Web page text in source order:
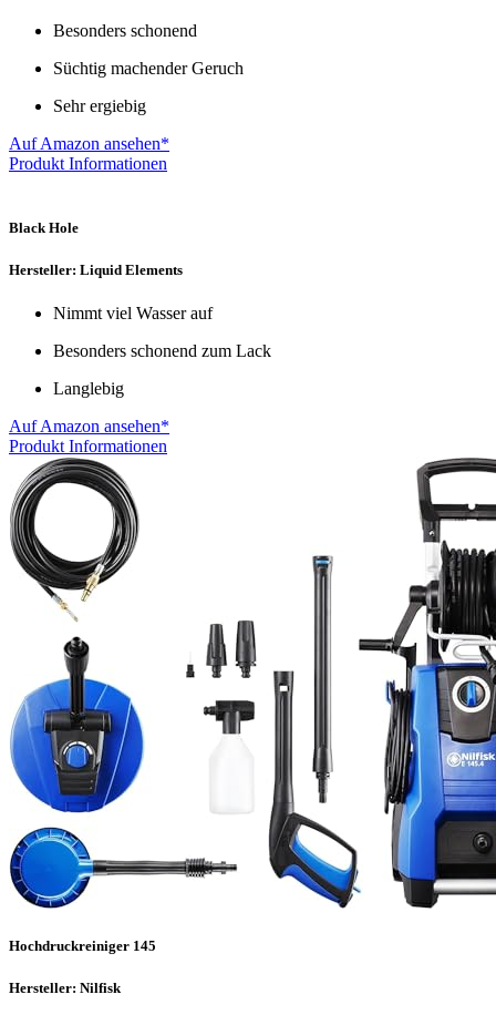
Besonders schonend
Süchtig machender Geruch
Sehr ergiebig
Auf Amazon ansehen*
Produkt Informationen
Black Hole
Hersteller: Liquid Elements
Nimmt viel Wasser auf
Besonders schonend zum Lack
Langlebig
Auf Amazon ansehen*
Produkt Informationen
Hochdruckreiniger 145
Hersteller: Nilfisk